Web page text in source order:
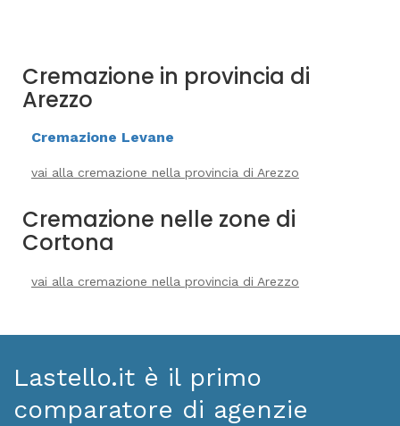
Cremazione in provincia di
Arezzo
Cremazione Levane
vai alla cremazione nella provincia di Arezzo
Cremazione nelle zone di
Cortona
vai alla cremazione nella provincia di Arezzo
Lastello.it è il primo
comparatore di agenzie